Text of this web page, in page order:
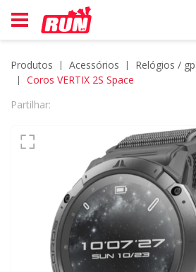
Produtos acessórios relógios /
Coros VERTIX 2S Space
Partilhar: